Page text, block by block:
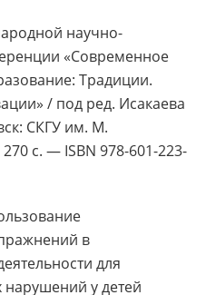
научно-
«Современное
Традиции.
/ под ред. Исакаева
СКГУ им. М.
с. — ISBN 978-601-223-
в
для
у детей